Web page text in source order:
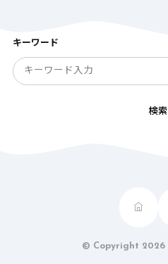
キーワード
検索
© Copyright 2026